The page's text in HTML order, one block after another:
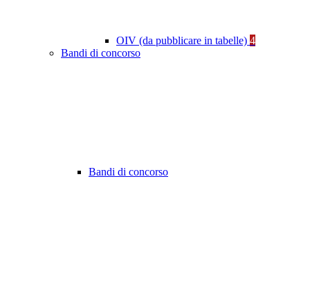
OIV (da pubblicare in tabelle) 4
Bandi di concorso
Bandi di concorso